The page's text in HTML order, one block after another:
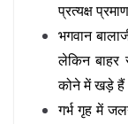
प्रत्यक्ष
भगवान
लेकिन
कोने में खड़े
गर्भ गृह में